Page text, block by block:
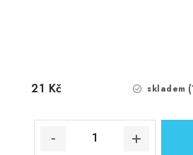
skladem
21 Kč